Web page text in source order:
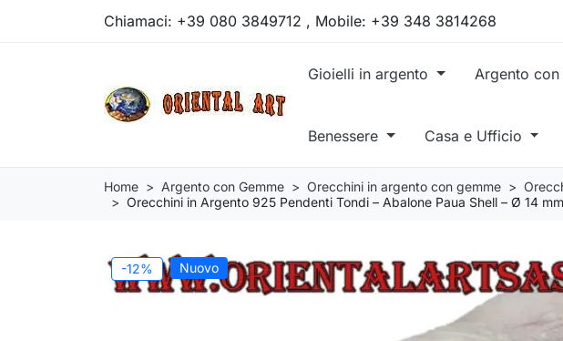
Chiamaci: +39 080 3849712 , Mobile: +39 348 3814268
Gioielli in argento Argento con
Benessere Casa e Ufficio
Home Argento con Gemme Orecchini in argento con gemme
Orecchini in Argento 925 Pendenti Tondi – Abalone Paua Shell – Ø 14 mm
-12% Nuovo